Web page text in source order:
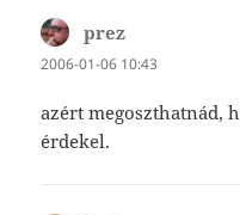
prez
2006-01-06 10:43
azért megoszthatnád,
érdekel.